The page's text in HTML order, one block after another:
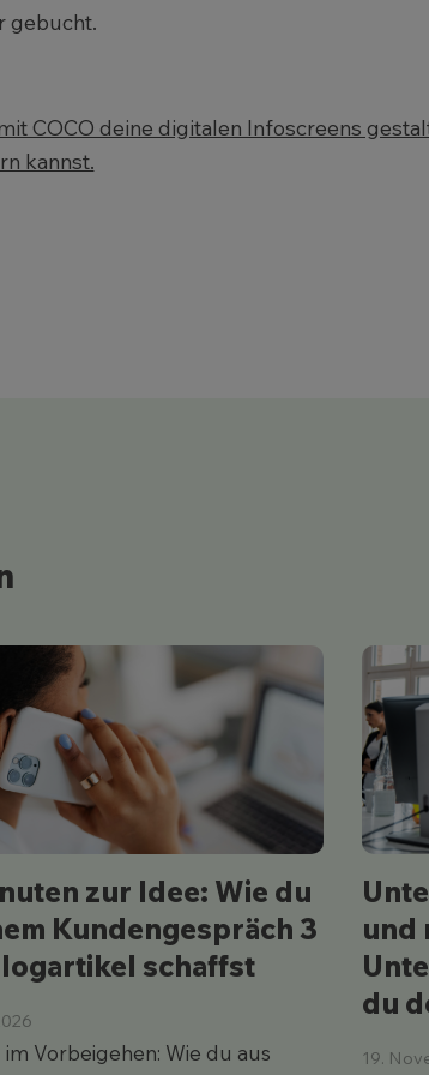
gebucht.
COCO deine digitalen Infoscreens
kannst.
zur Idee: Wie du
Kundengespräch 3
schaffst
Vorbeigehen: Wie du aus
und
du
19.